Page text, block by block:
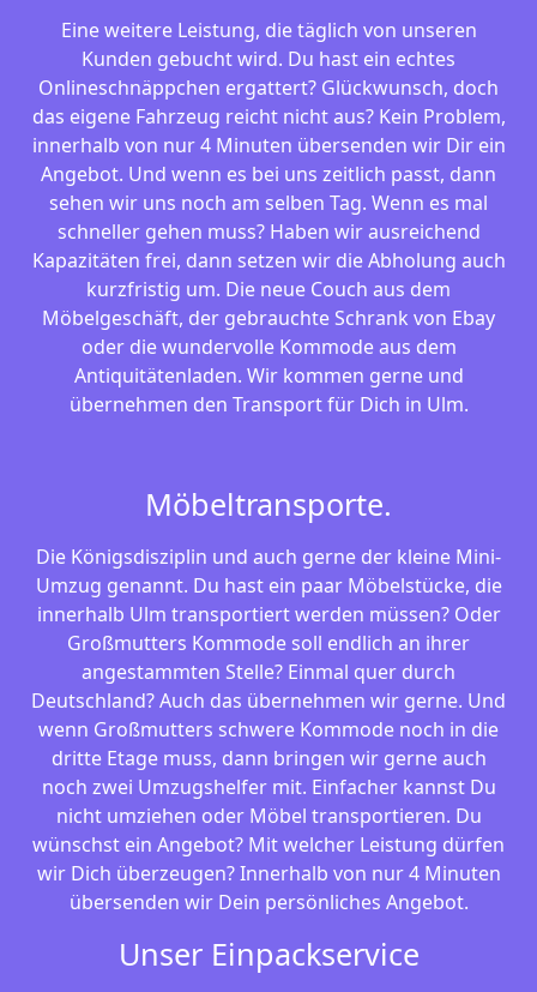
Eine weitere Leistung, die täglich von unseren
Kunden gebucht wird. Du hast ein echtes
Onlineschnäppchen ergattert? Glückwunsch, doch
das eigene Fahrzeug reicht nicht aus? Kein Problem,
innerhalb von nur 4 Minuten übersenden wir Dir ein
Angebot. Und wenn es bei uns zeitlich passt, dann
sehen wir uns noch am selben Tag. Wenn es mal
schneller gehen muss? Haben wir ausreichend
Kapazitäten frei, dann setzen wir die Abholung auch
kurzfristig um. Die neue Couch aus dem
Möbelgeschäft, der gebrauchte Schrank von Ebay
oder die wundervolle Kommode aus dem
Antiquitätenladen. Wir kommen gerne und
übernehmen den Transport für Dich in Ulm.
Möbeltransporte.
Die Königsdisziplin und auch gerne der kleine Mini-
Umzug genannt. Du hast ein paar Möbelstücke, die
innerhalb Ulm transportiert werden müssen? Oder
Großmutters Kommode soll endlich an ihrer
angestammten Stelle? Einmal quer durch
Deutschland? Auch das übernehmen wir gerne. Und
wenn Großmutters schwere Kommode noch in die
dritte Etage muss, dann bringen wir gerne auch
noch zwei Umzugshelfer mit. Einfacher kannst Du
nicht umziehen oder Möbel transportieren. Du
wünschst ein Angebot? Mit welcher Leistung dürfen
wir Dich überzeugen? Innerhalb von nur 4 Minuten
übersenden wir Dein persönliches Angebot.
Unser Einpackservice